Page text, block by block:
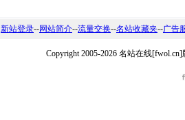
新站登录--网站简介--流量交换--名站收藏夹--广告
Copyright 2005-2026 名站在线